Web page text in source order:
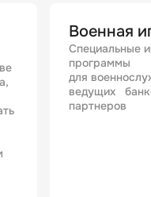
Военная
Специальные
программы
для
ведущих
партнеров